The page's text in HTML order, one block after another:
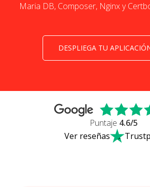
Maria DB, Composer, Nginx y
DESPLIEGA TU
Puntaje 4.6/5
Ver reseñas